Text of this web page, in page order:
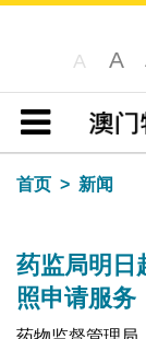
A A
目录
首页
新闻
药监局明日
照申请服务